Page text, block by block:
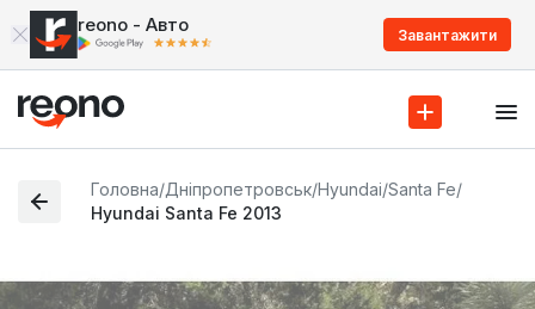
reono - Авто Завантажити
Головна/Дніпропетровськ/Hyundai/Santa Fe/
Hyundai Santa Fe 2013